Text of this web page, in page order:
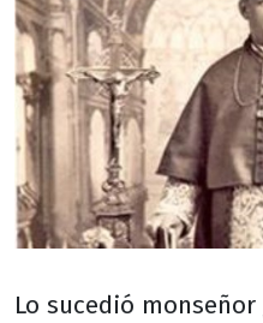
Lo sucedió monseñor